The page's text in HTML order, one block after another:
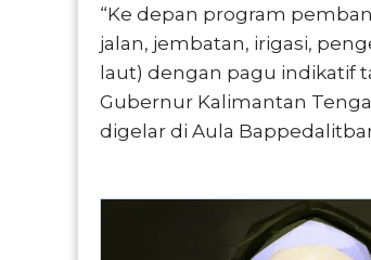
“Ke depan program
jalan, jembatan, irigasi,
laut) dengan pagu indikatif
Gubernur Kalimantan
digelar di Aula